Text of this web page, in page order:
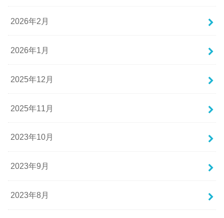
2026年2月
2026年1月
2025年12月
2025年11月
2023年10月
2023年9月
2023年8月